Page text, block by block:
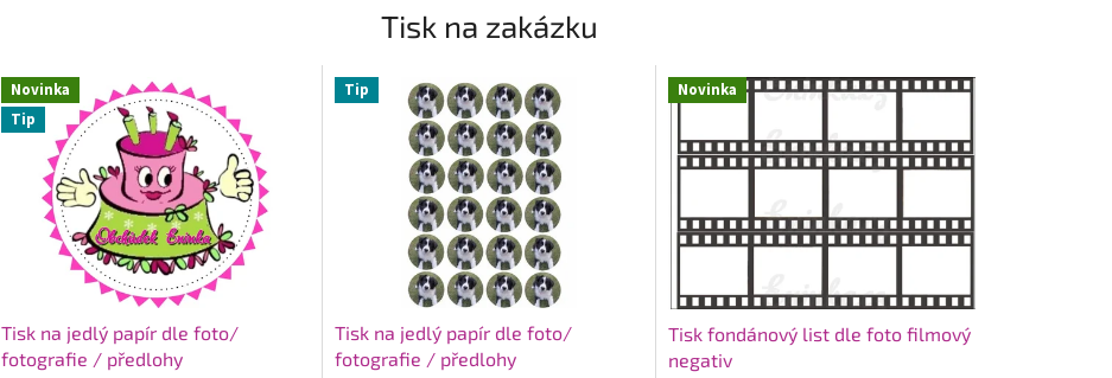
Tisk na zakázku
Novinka
Tip
Tisk na jedlý papír dle foto/
fotografie / předlohy
Tip
Tisk na jedlý papír dle foto/
fotografie / předlohy
Novinka
Tisk fondánový list dle foto filmový
negativ